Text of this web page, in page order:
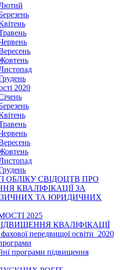
2020
ОБЛІКУ СВІДОЦТВ ПРО
КВАЛІФІКАЦІЇ ЗА
ТА ЮРИДИЧНИХ
2025
КВАЛІФІКАЦІЇ
передвищої освіти_2020
програми підвищення